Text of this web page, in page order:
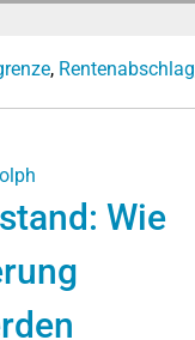
, Rentenabschlag
Wie